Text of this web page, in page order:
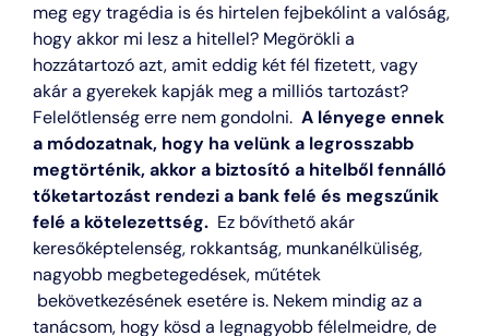
meg egy tragédia is és hirtelen fejbekólint a valóság,
hogy akkor mi lesz a hitellel? Megörökli a
hozzátartozó azt, amit eddig két fél fizetett, vagy
akár a gyerekek kapják meg a milliós tartozást?
Felelőtlenség erre nem gondolni. A lényege ennek
a módozatnak, hogy ha velünk a legrosszabb
megtörténik, akkor a biztosító a hitelből fennálló
tőketartozást rendezi a bank felé és megszűnik
felé a kötelezettség. Ez bővíthető akár
keresőképtelenség, rokkantság, munkanélküliség,
nagyobb megbetegedések, műtétek
bekövetkezésének esetére is. Nekem mindig az a
tanácsom, hogy kösd a legnagyobb félelmeidre, de